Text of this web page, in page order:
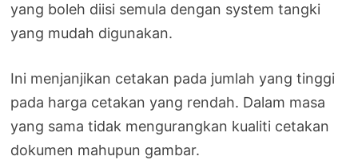
yang boleh diisi semula dengan system tangki
yang mudah digunakan.
Ini menjanjikan cetakan pada jumlah yang tinggi
pada harga cetakan yang rendah. Dalam masa
yang sama tidak mengurangkan kualiti cetakan
dokumen mahupun gambar.